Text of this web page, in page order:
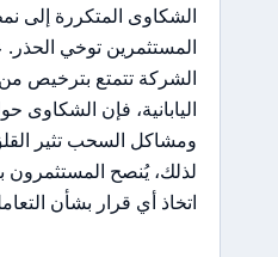
الشكاوى المتكررة
المستثمرين توخي
الشركة تتمتع بترخيص من
اليابانية، فإن الشكاوى
ومشاكل السحب تثير
لذلك، يُنصح
اتخاذ أي قرار بشأن